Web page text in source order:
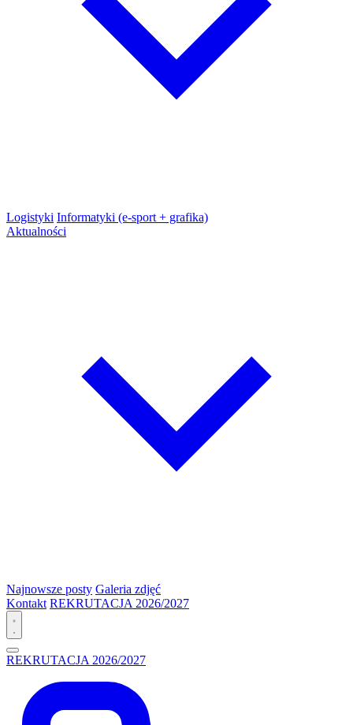
Logistyki Informatyki (e-sport + grafika)
Aktualności
Najnowsze posty Galeria zdjęć
Kontakt REKRUTACJA 2026/2027
REKRUTACJA 2026/2027